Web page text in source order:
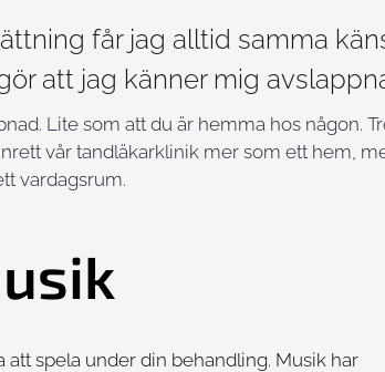
får jag alltid samma
att jag känner mig
Lite som att du är hemma hos någon.
vår tandläkarklinik mer som ett hem,
vardagsrum.
spela under din behandling. Musik har